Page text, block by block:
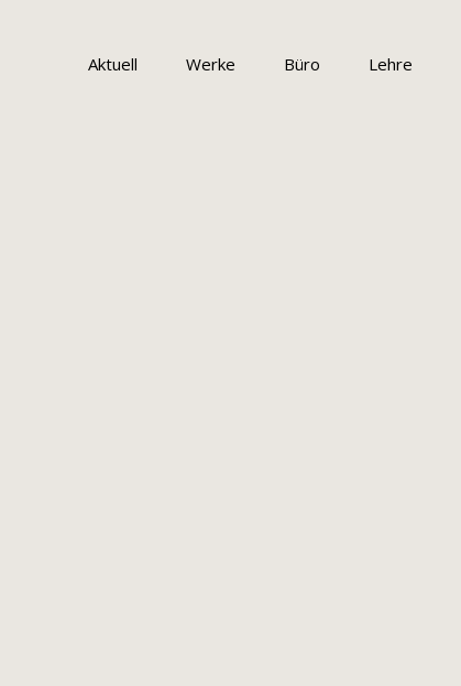
Aktuell Werke Büro Lehre